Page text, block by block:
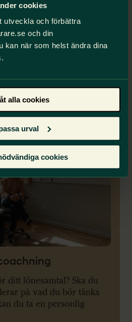
cookies
utveckla och förbättra
och din
kan när som helst ändra dina
alla cookies
urval
cookies
en jobbexpert och få råd
din professionella
ingår i ditt medlemskap
online.
ditt lönesamtal? Ska du
på vad du bör tänka
du ta en personlig